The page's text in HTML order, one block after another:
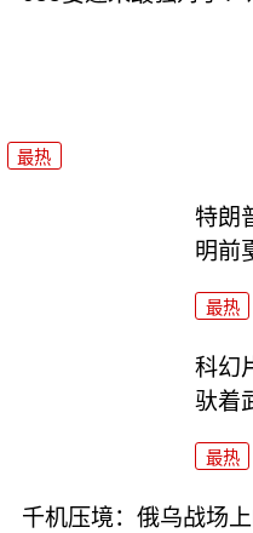
最热
特朗
明前
最热
科幻
驮着
最热
千机压境：俄乌战场